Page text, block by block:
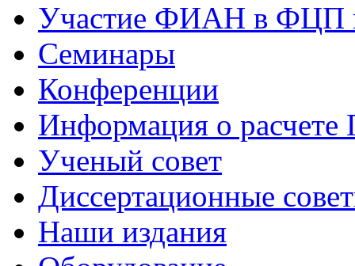
Участие ФИАН в ФЦП
Семинары
Конференции
Информация о
Ученый совет
Диссертационные
Наши издания